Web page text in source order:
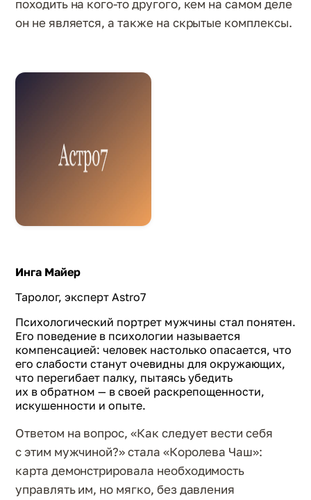
походить на кого-то другого, кем на самом деле
он не является, а также на скрытые комплексы.
Инга Майер
Таролог, эксперт Astro7
Психологический портрет мужчины стал понятен.
Его поведение в психологии называется
компенсацией: человек настолько опасается, что
его слабости станут очевидны для окружающих,
что перегибает палку, пытаясь убедить
их в обратном — в своей раскрепощенности,
искушенности и опыте.
Ответом на вопрос, «Как следует вести себя
с этим мужчиной?» стала «Королева Чаш»:
карта демонстрировала необходимость
управлять им, но мягко, без давления